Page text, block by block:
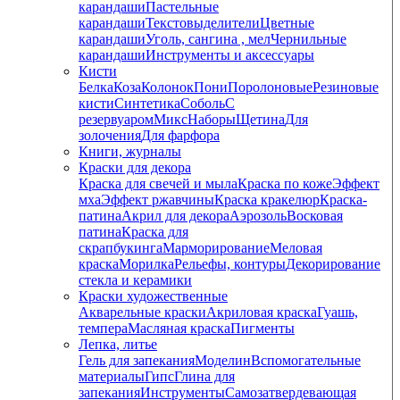
карандашиПастельные
карандашиТекстовыделителиЦветные
карандашиУголь, сангина , мелЧернильные
карандашиИнструменты и аксессуары
Кисти
БелкаКозаКолонокПониПоролоновыеРезиновые
кистиСинтетикаСобольС
резервуаромМиксНаборыЩетинаДля
золоченияДля фарфора
Книги, журналы
Краски для декора
Краска для свечей и мылаКраска по кожеЭффект
мхаЭффект ржавчиныКраска кракелюрКраска-
патинаАкрил для декораАэрозольВосковая
патинаКраска для
скрапбукингаМарморированиеМеловая
краскаМорилкаРельефы, контурыДекорирование
стекла и керамики
Краски художественные
Акварельные краскиАкриловая краскаГуашь,
темпераМасляная краскаПигменты
Лепка, литье
Гель для запеканияМоделинВспомогательные
материалыГипсГлина для
запеканияИнструментыСамозатвердевающая